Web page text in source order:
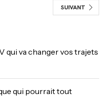
SUIVANT
qui va changer vos trajets
qui pourrait tout